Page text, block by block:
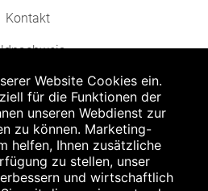
Kontakt
solange der Vorrat reicht. Für Druck-
lesen Sie die Packungsbeilage und fragen
Website Cookies ein.
für die Funktionen der
unseren Webdienst zur
zu können. Marketing-
helfen, Ihnen zusätzliche
zu stellen, unser
und wirtschaftlich